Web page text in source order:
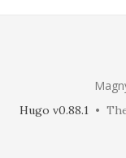
Hugo v0.88.1 •